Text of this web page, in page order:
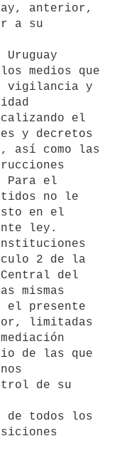
anterior,
a su
medios que
vigilancia y
el
y decretos
así como las
Para el
no le
en el
ley.
2 de la
del
mismas
el presente
limitadas
de las que
de su